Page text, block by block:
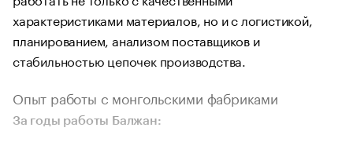
характеристиками материалов, но и с логистикой,
планированием, анализом поставщиков и
стабильностью цепочек производства.
Опыт работы с монгольскими фабриками
За годы работы Балжан: